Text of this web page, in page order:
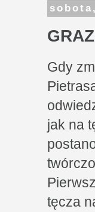
Gdy
jak na
tęcza